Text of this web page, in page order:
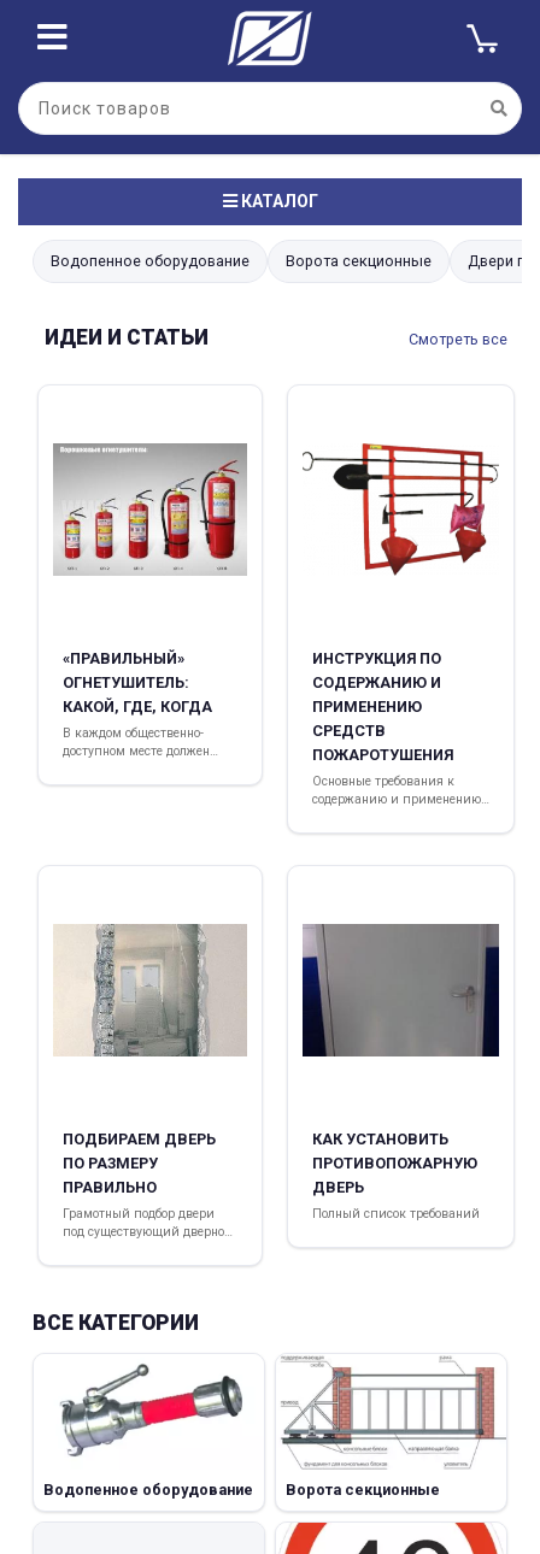
КАТАЛОГ
Водопенное оборудование Ворота секционные Двери
ИДЕИ И СТАТЬИ Смотреть все
«ПРАВИЛЬНЫЙ»
ОГНЕТУШИТЕЛЬ:
КАКОЙ, ГДЕ, КОГДА
В каждом общественно-
доступном месте должен
ИНСТРУКЦИЯ ПО
СОДЕРЖАНИЮ И
ПРИМЕНЕНИЮ
СРЕДСТВ
ПОЖАРОТУШЕНИЯ
Основные требования к
содержанию и применению
ПОДБИРАЕМ ДВЕРЬ
ПО РАЗМЕРУ
ПРАВИЛЬНО
Грамотный подбор двери
под существующий дверной
КАК УСТАНОВИТЬ
ПРОТИВОПОЖАРНУЮ
ДВЕРЬ
Полный список требований
ВСЕ КАТЕГОРИИ
Водопенное оборудование Ворота секционные